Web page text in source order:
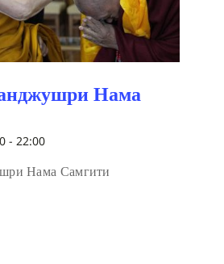
Нама
- 22:00
Нама Самгити